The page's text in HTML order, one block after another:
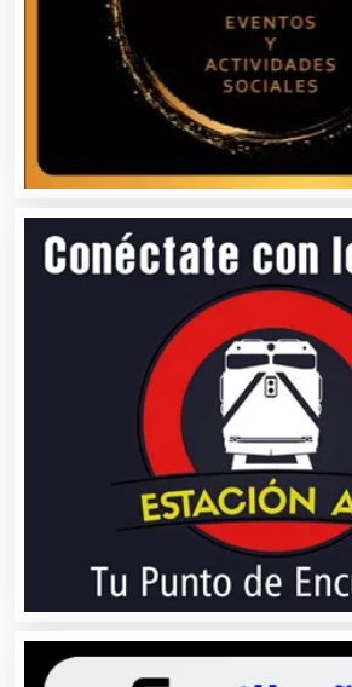
Bancos
Bares y Cantinas
Bebidas
Belleza
Bordados y Estampados
Boutiques